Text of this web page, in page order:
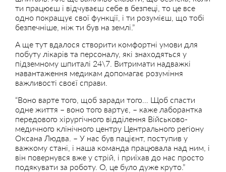
ти працюєш і відчуваєш себе в безпеці, то це все
одно покращує свої функції, і ти розумієш, що тобі
безпечніше, ніж ти був на землі.”
А ще тут вдалося створити комфортні умови для
побуту лікарів та персоналу, які знаходяться у
підземному шпиталі 24\7. Витримати надважкі
навантаження медикам допомагає розуміння
важливості своєї справи.
“Воно варте того, щоб заради того… Щоб спасти
одне життя – воно того вартує, – каже лаборантка
передового хірургічного відділення Військово-
медичного клінічного центру Центрального регіону
Оксана Людва. – У нас був пацієнт, поступив у
важкому стані, і наша команда працювала над ним, і
він повернувся вже у стрій, і приїхав до нас просто
подякувати за роботу. О, це було дуже круто.”